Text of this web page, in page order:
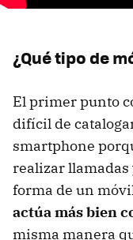
¿Qué tipo de
El primer punto
difícil de
smartphone
realizar llamadas
forma de un
actúa más bien
misma manera